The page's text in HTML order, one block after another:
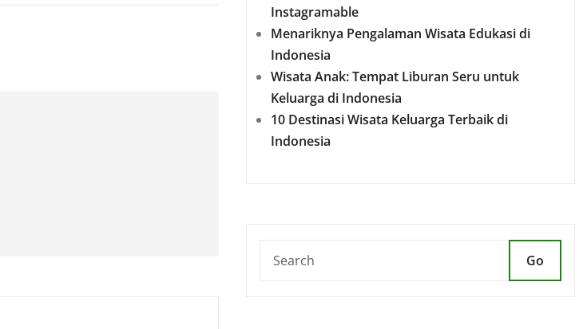
Instagramable
Menariknya Pengalaman Wisata Edukasi di
Indonesia
Wisata Anak: Tempat Liburan Seru untuk
Keluarga di Indonesia
10 Destinasi Wisata Keluarga Terbaik di
Indonesia
Go